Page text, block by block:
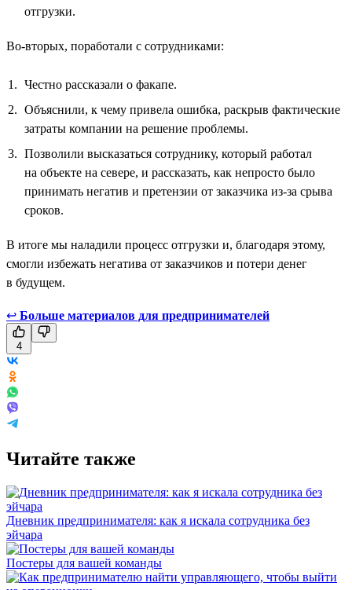
отгрузки.
Во-вторых, поработали с сотрудниками:
Честно рассказали о факапе.
Объяснили, к чему привела ошибка, раскрыв фактические
затраты компании на решение проблемы.
Позволили высказаться сотруднику, который работал
на объекте на севере, и рассказать, как непросто было
принимать негатив и претензии от заказчика из-за срыва
сроков.
В итоге мы наладили процесс отгрузки и, благодаря этому,
смогли избежать негатива от заказчиков и потери денег
в будущем.
↩ Больше материалов для предпринимателей
4
Читайте также
Дневник предпринимателя: как я искала сотрудника без
эйчара
Постеры для вашей команды